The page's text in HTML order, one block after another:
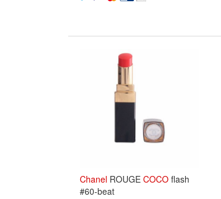
Chanel ROUGE COCO flash
#60-beat